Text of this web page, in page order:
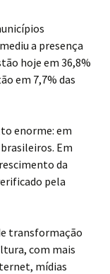
a presença
hoje em 36,8%
em 7,7% das
enorme: em
Em
da
pela
transformação
com mais
mídias